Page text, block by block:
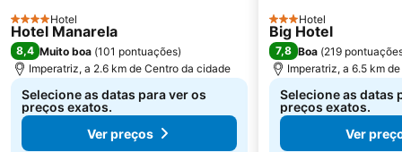
4 Estrelas
Hotel
Hotel Manarela
8,4 Muito boa (101 pontuações)
Imperatriz, a 2.6 km de Centro da cidade
Selecione as datas para ver os
preços exatos.
Ver preços
3 Estrelas
Hotel
Big Hotel
7,8 Boa (219
Imperatriz, a 6.5 km
Selecione as datas
preços exatos.
Ver